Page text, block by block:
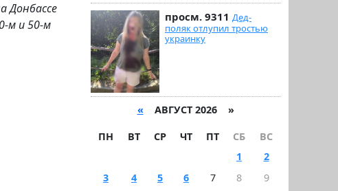
просм. 9311 Дед-
поляк отлупил тростью
украинку
« АВГУСТ 2026 »
ПН ВТ СР ЧТ ПТ СБ
ВС
1
2
3
4 5 6 7 8
9
Донбассе
м и 50-м